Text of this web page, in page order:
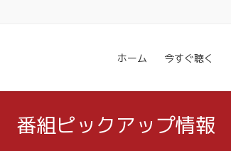
ホーム 今すぐ聴く
番組ピックアップ情報